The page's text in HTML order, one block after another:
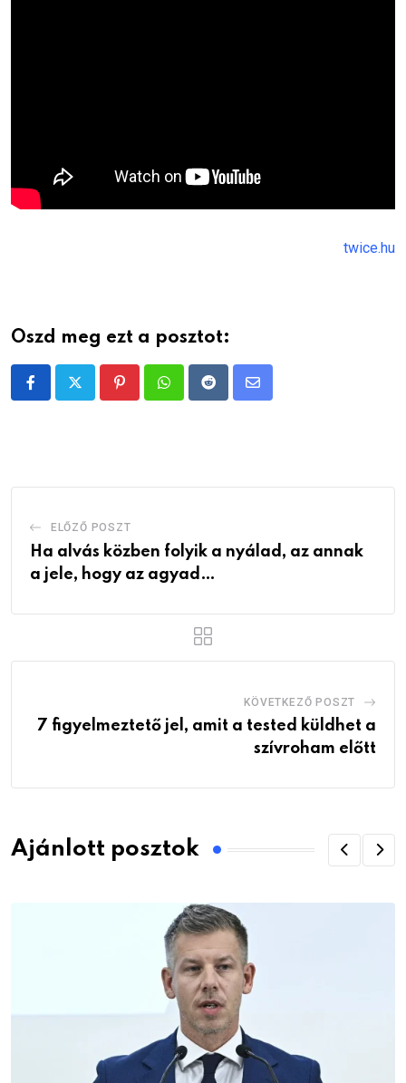
twice.hu
Oszd meg ezt a posztot:
PinterestWhatsappRedditShare
ELŐZŐ POSZT
Ha alvás közben folyik a nyálad, az annak
a jele, hogy az agyad…
KÖVETKEZŐ POSZT
7 figyelmeztető jel, amit a tested küldhet a
szívroham előtt
Ajánlott posztok